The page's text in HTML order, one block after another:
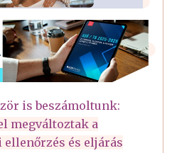
is beszámoltunk:
megváltoztak a
és eljárás